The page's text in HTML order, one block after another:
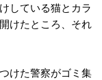
している猫とカラ
けたところ、それ
けた警察がゴミ集